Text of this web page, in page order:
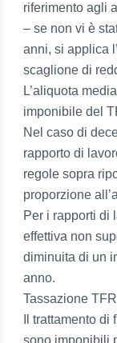
riferimento agli
– se non vi è
anni, si applica
scaglione di
L’aliquota
imponibile del
Nel caso di
rapporto di
regole sopra
proporzione
Per i rapporti di
effettiva non
diminuita di un
anno.
Tassazione
Il trattamento